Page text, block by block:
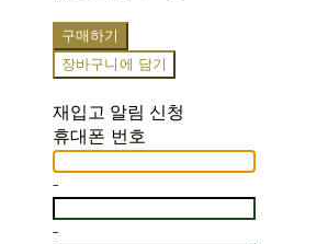
구매하기
장바구니에 담기
재입고 알림 신청
휴대폰 번호
-
-